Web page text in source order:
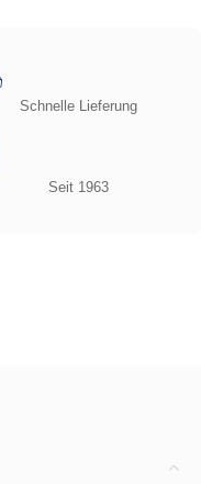
Schnelle Lieferung
Seit 1963